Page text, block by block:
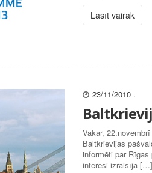
Lasīt vairāk
23/11/2010 .
Vakar,
Baltkrievijas
informēti par
interesi izraisīja […]